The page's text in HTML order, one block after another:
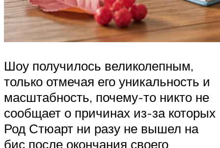
Шоу получилось великолепным,
только отмечая его уникальность и
масштабность, почему-то никто не
сообщает о причинах из-за которых
Род Стюарт ни разу не вышел на
бис после окончания своего